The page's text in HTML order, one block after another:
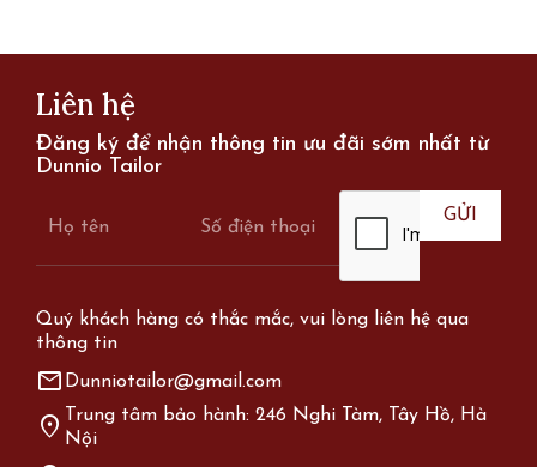
Liên hệ
Đăng ký để nhận thông tin ưu đãi sớm nhất từ
Dunnio Tailor
Quý khách hàng có thắc mắc, vui lòng liên hệ qua
thông tin
mail Dunniotailor@gmail.com
location_on Trung tâm bảo hành: 246 Nghi Tàm, Tây Hồ, Hà
Nội